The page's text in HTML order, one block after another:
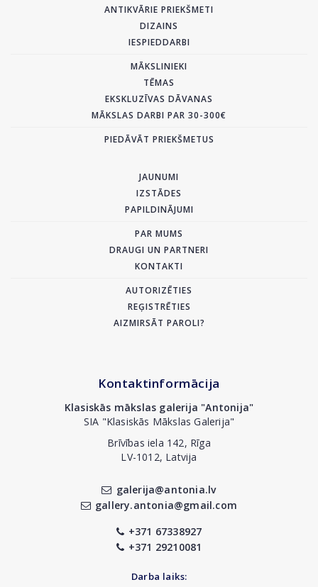
ANTIKVĀRIE PRIEKŠMETI
DIZAINS
IESPIEDDARBI
MĀKSLINIEKI
TĒMAS
EKSKLUZĪVAS DĀVANAS
MĀKSLAS DARBI PAR 30-300€
PIEDĀVĀT PRIEKŠMETUS
JAUNUMI
IZSTĀDES
PAPILDINĀJUMI
PAR MUMS
DRAUGI UN PARTNERI
KONTAKTI
AUTORIZĒTIES
REĢISTRĒTIES
AIZMIRSĀT PAROLI?
Kontaktinformācija
Klasiskās mākslas galerija "Antonija"
SIA "Klasiskās Mākslas Galerija"
Brīvības iela 142, Rīga
LV-1012, Latvija
galerija@antonia.lv
gallery.antonia@gmail.com
+371 67338927
+371 29210081
Darba laiks: